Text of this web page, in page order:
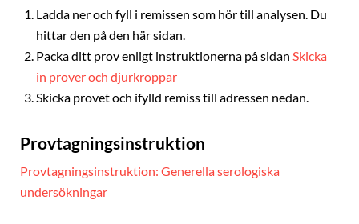
Ladda ner och fyll i remissen som hör till analysen. Du
hittar den på den här sidan.
Packa ditt prov enligt instruktionerna på sidan Skicka
in prover och djurkroppar
Skicka provet och ifylld remiss till adressen nedan.
Provtagningsinstruktion
Provtagningsinstruktion: Generella serologiska
undersökningar